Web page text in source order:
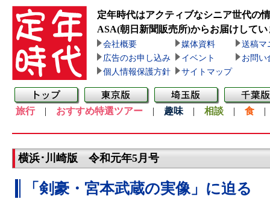
定年時代はアクティブなシニア世代の
ASA(朝日新聞販売所)からお届けしてい
会社概要 媒体資料
送稿マ
広告のお申し込み
イベント
お問い
個人情報保護方針
サイトマップ
旅行| おすすめ特選ツアー | 趣味 | 相談 | 食
横浜･川崎版 令和元年5月号
「剣豪・宮本武蔵の実像」に迫る